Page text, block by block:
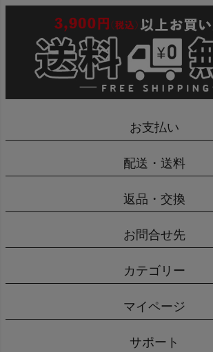
クーポン一覧
商品レビュー
プロテイン・サプリメントまとめ買い
お支払い
配送・送料
返品・交換
お問合せ先
カテゴリー
マイページ
サポート